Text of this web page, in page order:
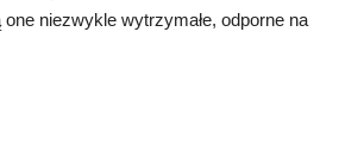
niezwykle wytrzymałe, odporne na